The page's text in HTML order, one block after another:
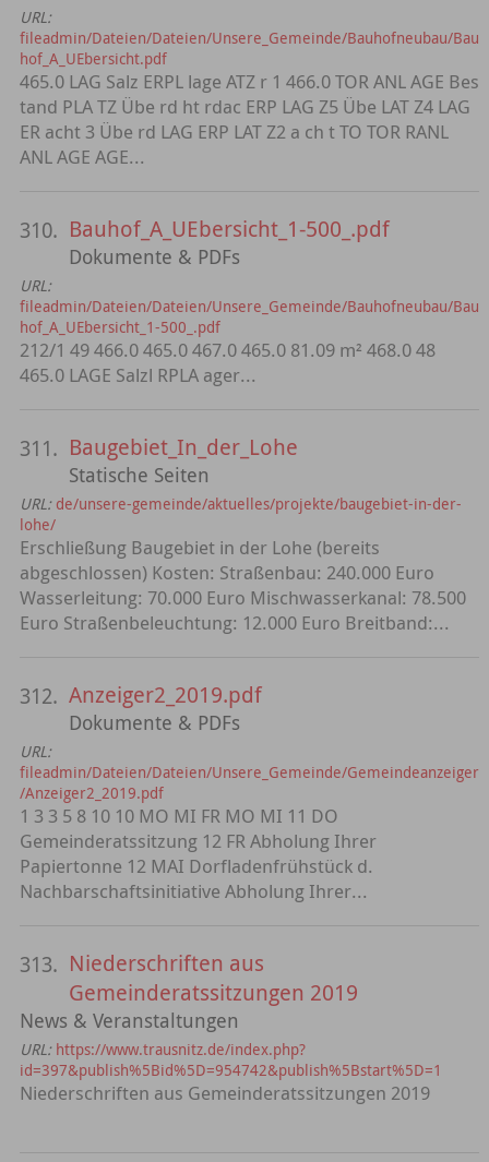
URL:
fileadmin/Dateien/Dateien/Unsere_Gemeinde/Bauhofneubau/Bau
hof_A_UEbersicht.pdf
465.0 LAG Salz ERPL lage ATZ r 1 466.0 TOR ANL AGE Bes
tand PLA TZ Übe rd ht rdac ERP LAG Z5 Übe LAT Z4 LAG
ER acht 3 Übe rd LAG ERP LAT Z2 a ch t TO TOR RANL
ANL AGE AGE...
310. Bauhof_A_UEbersicht_1-500_.pdf
Dokumente & PDFs
URL:
fileadmin/Dateien/Dateien/Unsere_Gemeinde/Bauhofneubau/Bau
hof_A_UEbersicht_1-500_.pdf
212/1 49 466.0 465.0 467.0 465.0 81.09 m² 468.0 48
465.0 LAGE Salzl RPLA ager...
311. Baugebiet_In_der_Lohe
Statische Seiten
URL: de/unsere-gemeinde/aktuelles/projekte/baugebiet-in-der-
lohe/
Erschließung Baugebiet in der Lohe (bereits
abgeschlossen) Kosten: Straßenbau: 240.000 Euro
Wasserleitung: 70.000 Euro Mischwasserkanal: 78.500
Euro Straßenbeleuchtung: 12.000 Euro Breitband:...
312. Anzeiger2_2019.pdf
Dokumente & PDFs
URL:
fileadmin/Dateien/Dateien/Unsere_Gemeinde/Gemeindeanzeiger
/Anzeiger2_2019.pdf
1 3 3 5 8 10 10 MO MI FR MO MI 11 DO
Gemeinderatssitzung 12 FR Abholung Ihrer
Papiertonne 12 MAI Dorfladenfrühstück d.
Nachbarschaftsinitiative Abholung Ihrer...
313. Niederschriften aus
Gemeinderatssitzungen 2019
News & Veranstaltungen
URL: https://www.trausnitz.de/index.php?
id=397&publish%5Bid%5D=954742&publish%5Bstart%5D=1
Niederschriften aus Gemeinderatssitzungen 2019